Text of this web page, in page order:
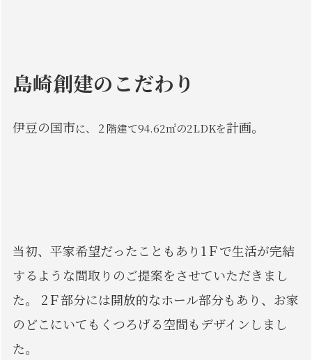
島崎創建のこだわり
伊豆の国市に、２階建て94.62㎡の2LDKを計画。
当初、平家希望だったこともあり1Ｆで生活が完結
するような間取りのご提案をさせていただきまし
た。 2Ｆ部分には開放的なホール部分もあり、お家
のどこにいてもくつろげる空間もデザインしまし
た。